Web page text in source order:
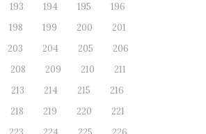
193 194 195
196
198 199 200
201
203 204 205
206
208 209 210
211
213 214 215
216
218 219 220
221